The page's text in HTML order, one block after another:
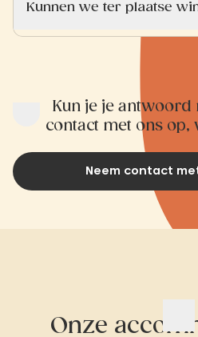
Kunnen we ter plaatse
Kun je je antwoord
contact met ons op,
Neem contact
Onze